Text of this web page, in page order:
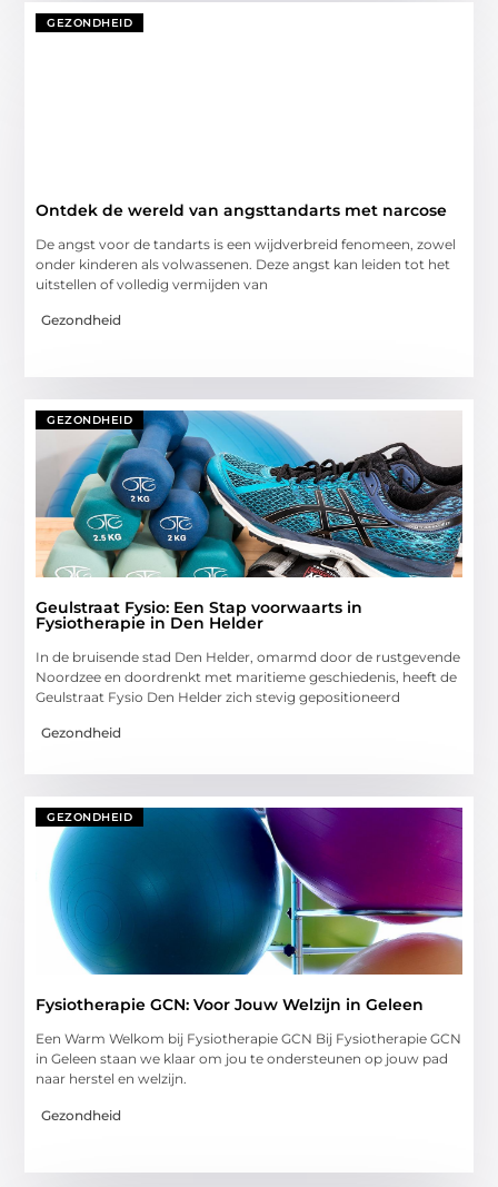
GEZONDHEID
Ontdek de wereld van angsttandarts met narcose
De angst voor de tandarts is een wijdverbreid fenomeen, zowel
onder kinderen als volwassenen. Deze angst kan leiden tot het
uitstellen of volledig vermijden van
Gezondheid
GEZONDHEID
Geulstraat Fysio: Een Stap voorwaarts in
Fysiotherapie in Den Helder
In de bruisende stad Den Helder, omarmd door de rustgevende
Noordzee en doordrenkt met maritieme geschiedenis, heeft de
Geulstraat Fysio Den Helder zich stevig gepositioneerd
Gezondheid
GEZONDHEID
Fysiotherapie GCN: Voor Jouw Welzijn in Geleen
Een Warm Welkom bij Fysiotherapie GCN Bij Fysiotherapie GCN
in Geleen staan we klaar om jou te ondersteunen op jouw pad
naar herstel en welzijn.
Gezondheid